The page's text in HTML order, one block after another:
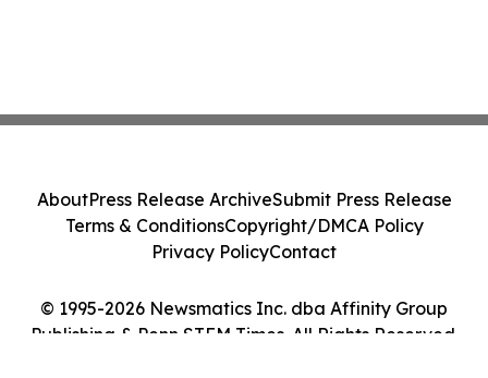
© 1995-2026 Newsmatics Inc. dba Affinity Group
Publishing & Penn STEM Times. All Rights Reserved.
AboutPress Release ArchiveSubmit Press Release
Terms & ConditionsCopyright/DMCA Policy
Privacy PolicyContact